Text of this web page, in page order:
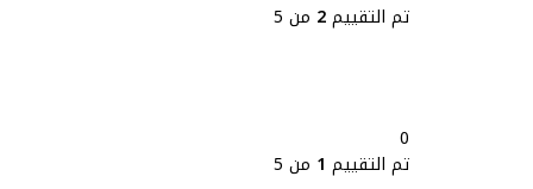
تم التقييم2 من 5
0
تم التقييم 1 من 5